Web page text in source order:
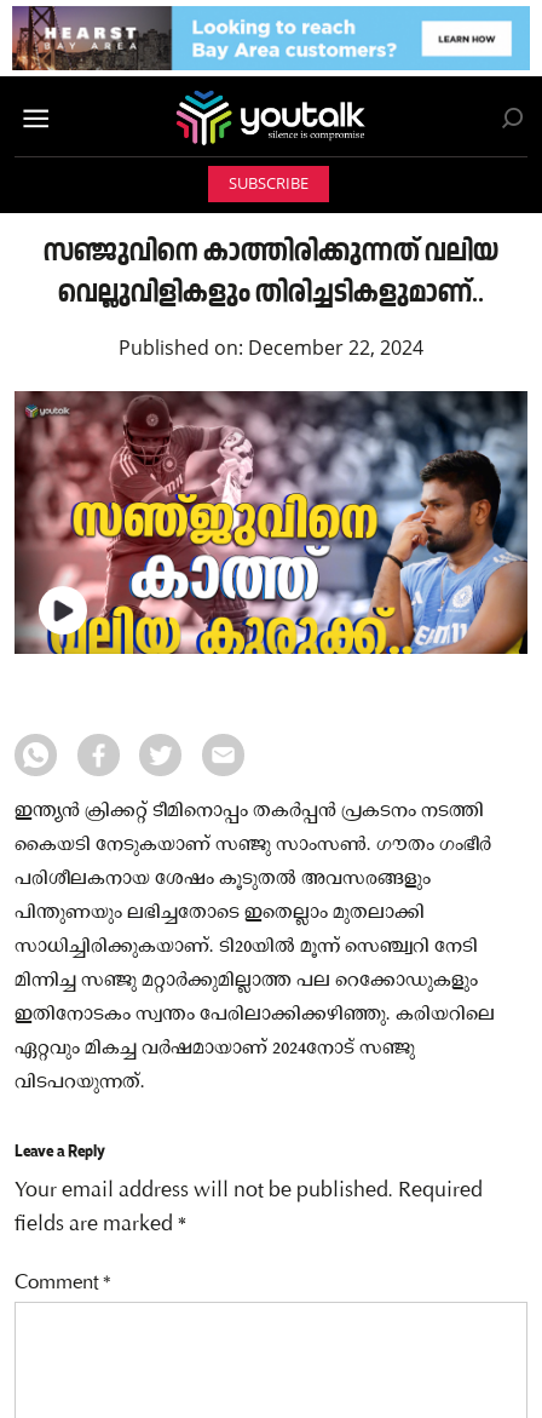
SUBSCRIBE
സഞ്ജുവിനെ കാത്തിരിക്കുന്നത് വലിയ
വെല്ലുവിളികളും തിരിച്ചടികളുമാണ്..
Published on: December 22, 2024
ഇന്ത്യൻ ക്രിക്കറ്റ് ടീമിനൊപ്പം തകർപ്പൻ പ്രകടനം നടത്തി
കൈയടി നേടുകയാണ് സഞ്ജു സാംസൺ. ഗൗതം ഗംഭീർ
പരിശീലകനായ ശേഷം കൂടുതൽ അവസരങ്ങളും
പിന്തുണയും ലഭിച്ചതോടെ ഇതെല്ലാം മുതലാക്കി
സാധിച്ചിരിക്കുകയാണ്. ടി20യിൽ മൂന്ന് സെഞ്ച്വറി നേടി
മിന്നിച്ച സഞ്ജു മറ്റാർക്കുമില്ലാത്ത പല റെക്കോഡുകളും
ഇതിനോടകം സ്വന്തം പേരിലാക്കിക്കഴിഞ്ഞു. കരിയറിലെ
ഏറ്റവും മികച്ച വർഷമായാണ് 2024നോട് സഞ്ജു
വിടപറയുന്നത്.
Leave a Reply
Your email address will not be published. Required
fields are marked *
Comment*